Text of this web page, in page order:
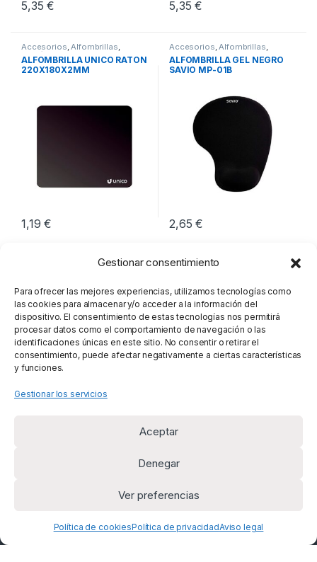
Gestionar consentimiento
Para ofrecer las mejores experiencias, utilizamos tecnologías como
las cookies para almacenar y/o acceder a la información del
dispositivo. El consentimiento de estas tecnologías nos permitirá
procesar datos como el comportamiento de navegación o las
identificaciones únicas en este sitio. No consentir o retirar el
consentimiento, puede afectar negativamente a ciertas características
y funciones.
Gestionar los servicios
Aceptar
Denegar
Ver preferencias
Política de cookiesPolítica de privacidadAviso legal
5,35€ 5,35€
Accesorios,Alfombrillas,
Periféricos
ALFOMBRILLA UNICO RATON
220X180X2MM
1,19€
Accesorios,Alfombrillas,
Periféricos
ALFOMBRILLA GEL NEGRO
SAVIO MP-01B
2,65€
¿Alguna duda? Llámanos
+34 669 954 625